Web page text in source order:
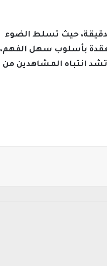
حيث تسلط الضوء
بأسلوب سهل الفهم،
تشد انتباه المشاهدين من